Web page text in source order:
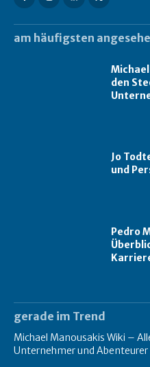
am häufigsten
den
Jo
und
Pedro
gerade im Trend
Michael Manousakis Wiki –
Unternehmer und Abenteurer